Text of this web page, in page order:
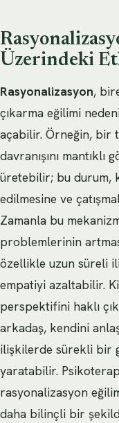
Üzerindeki
Rasyonalizasyon,
çıkarma eğilimi
açabilir. Örneğin, bir
davranışını
üretebilir; bu durum,
edilmesine ve
Zamanla bu
problemlerinin
özellikle uzun süreli
empatiyi azaltabilir.
perspektifini haklı
arkadaş, kendini
ilişkilerde sürekli bir
yaratabilir.
rasyonalizasyon
daha bilinçli bir